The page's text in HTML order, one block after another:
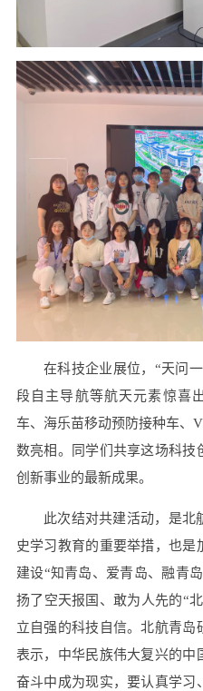
在科技企业展位，“天问
段自主导航等航天元素惊喜
车、海乐苗移动预防接种车、
数亮相。同学们共享这场科技
创新事业的最新成果。
此次结对共建活动，是北
史学习教育的重要举措，也是
建设“知青岛、爱青岛、融青
扬了空天报国、敢为人先的“
立自强的科技自信。北航青岛
表示，中华民族伟大复兴的中
奋斗中成为现实，要认真学习